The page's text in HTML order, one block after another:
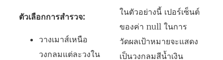
ตัวเลือกการสำรวจ:
วางเมาส์เหนือ
วงกลมแต่ละวงใน
ในตัวอย่างนี้ เปอร์เซ็นต์
ของค่า null ในการ
วัดผลเป้าหมายจะแสดง
เป็นวงกลมสีน้ำเงิน